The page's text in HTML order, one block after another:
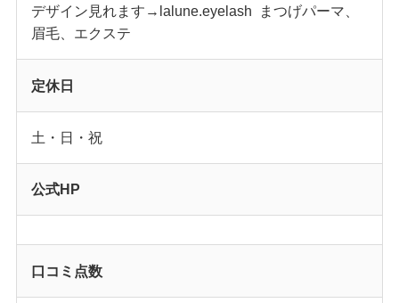
デザイン見れます→lalune.eyelash まつげパーマ、
眉毛、エクステ
定休日
土・日・祝
公式HP
口コミ点数